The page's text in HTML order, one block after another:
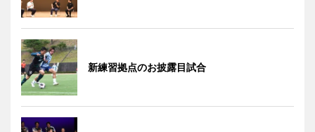
新練習拠点のお披露目試合